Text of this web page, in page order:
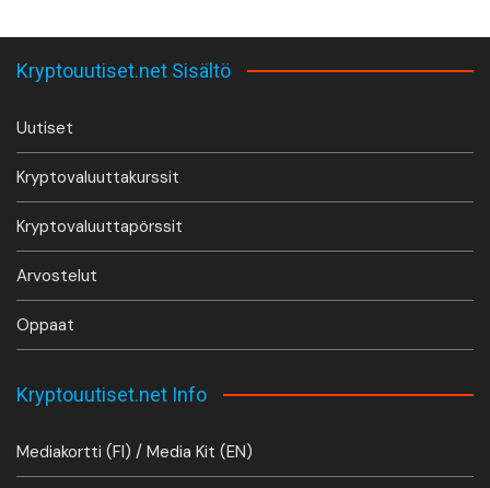
Kryptouutiset.net Sisältö
Uutiset
Kryptovaluuttakurssit
Kryptovaluuttapörssit
Arvostelut
Oppaat
Kryptouutiset.net Info
Mediakortti (FI) / Media Kit (EN)